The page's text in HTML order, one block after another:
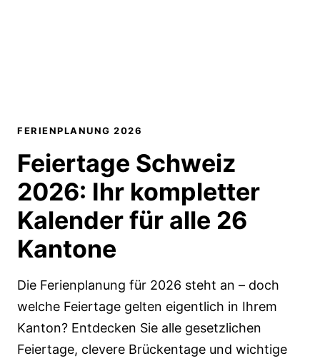
FERIENPLANUNG 2026
Feiertage Schweiz
2026: Ihr kompletter
Kalenderfür alle 26
Kantone
Die Ferienplanung für 2026 steht an – doch
welche Feiertage gelten eigentlich in Ihrem
Kanton? Entdecken Sie alle gesetzlichen
Feiertage, clevere Brückentage und wichtige